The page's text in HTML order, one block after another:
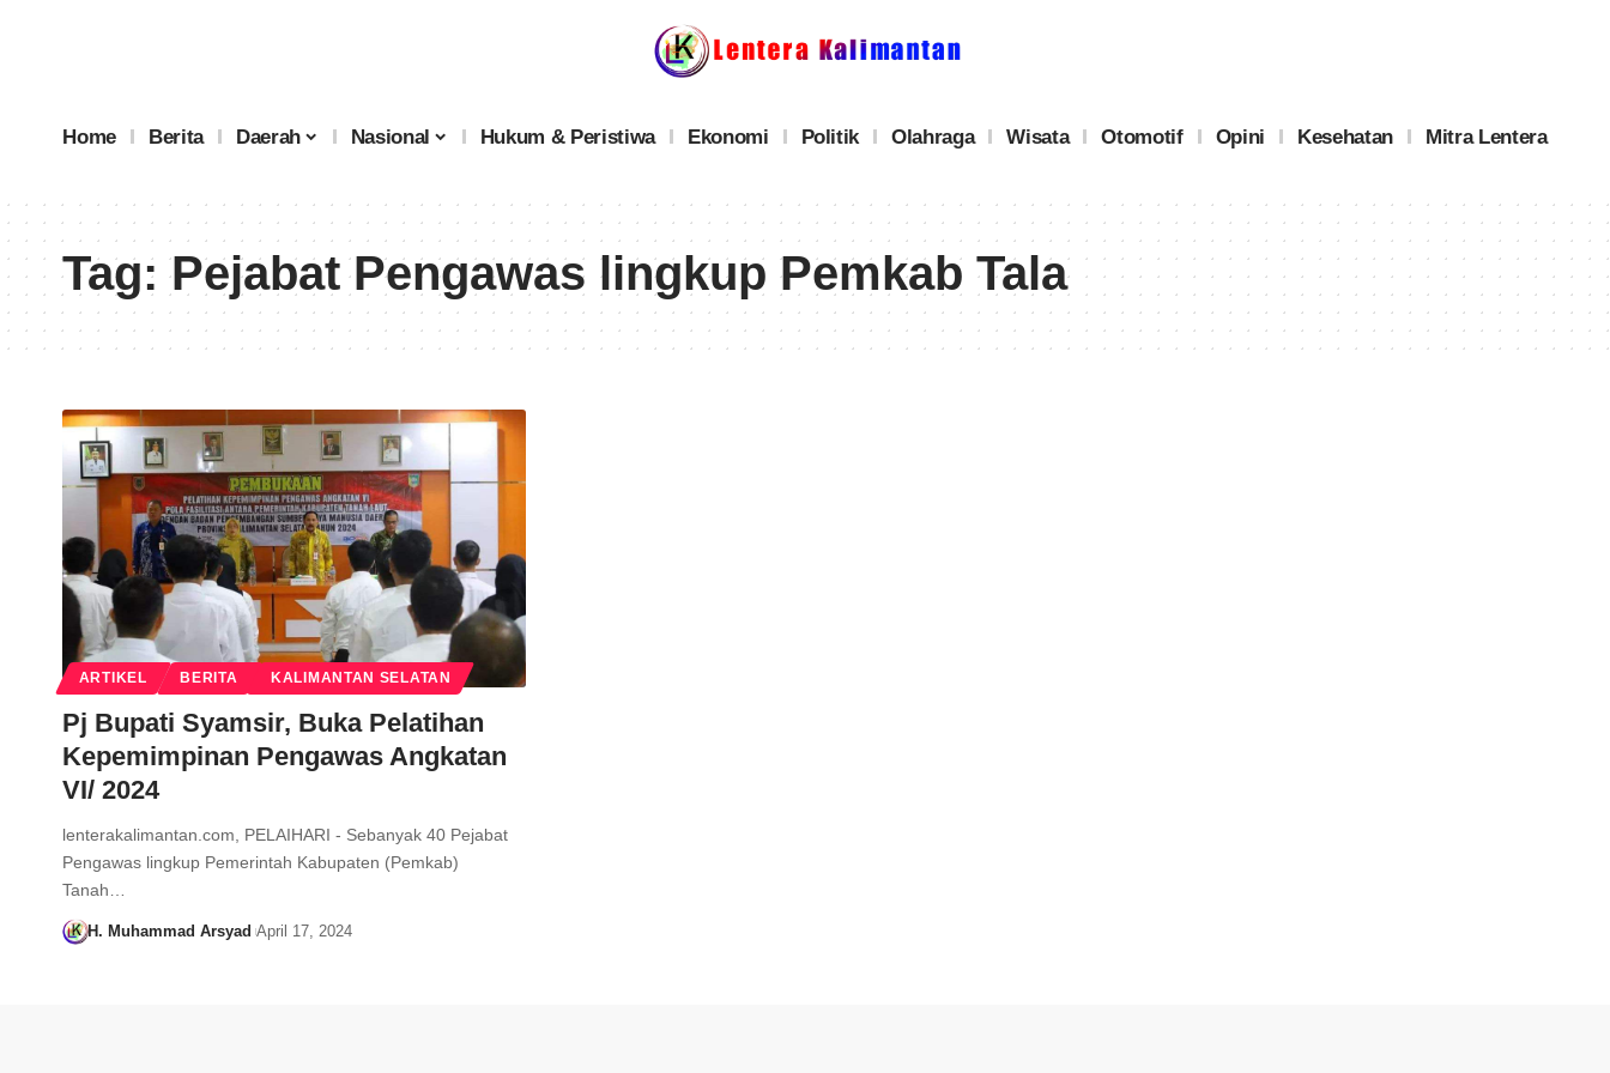
Home Berita Daerah Nasional Hukum & Peristiwa Ekonomi Politik Olahraga Wisata Otomotif Opini Kesehatan Mitra Lentera
Tag:Pejabat Pengawas lingkup Pemkab Tala
ARTIKEL BERITA KALIMANTAN SELATAN
Pj Bupati Syamsir, Buka Pelatihan
Kepemimpinan Pengawas Angkatan
VI/ 2024
lenterakalimantan.com, PELAIHARI - Sebanyak 40 Pejabat
Pengawas lingkup Pemerintah Kabupaten (Pemkab)
Tanah…
H. Muhammad Arsyad April 17, 2024